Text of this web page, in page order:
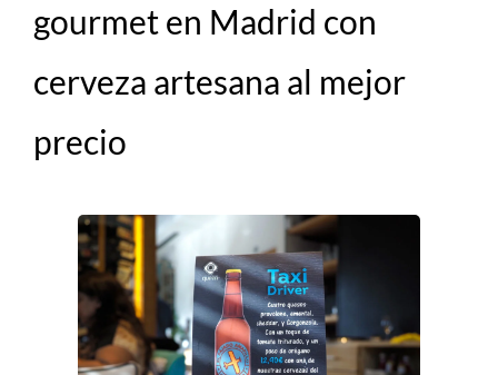
gourmet en Madrid con
cerveza artesana al mejor
precio